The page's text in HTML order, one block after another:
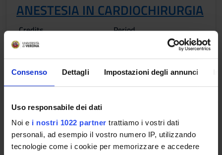
Consenso Dettagli Impostazioni degli annunci
Uso responsabile dei dati
Noi e i nostri 1022 partner trattiamo i vostri dati
personali, ad esempio il vostro numero IP, utilizzando
tecnologie come i cookie per memorizzare e accedere
ANESTESIA IN CARDIOCHIRURGIA
Credits
2
Period
2°anno 2°semestre
Academic staff
Leonardo Gottin
CARDIOCHIRURGIA 1
Credits
2
Period
2°anno 2°semestre